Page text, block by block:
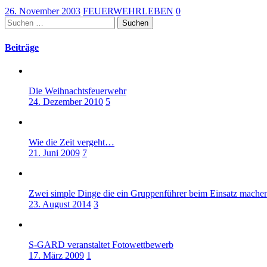
26. November 2003 FEUERWEHRLEBEN 0
Suchen
nach:
Beiträge
Die Weihnachtsfeuerwehr
24. Dezember 2010 5
Wie die Zeit vergeht…
21. Juni 2009 7
Zwei simple Dinge die ein Gruppenführer beim Einsatz
23. August 2014 3
S-GARD veranstaltet Fotowettbewerb
17. März 2009 1